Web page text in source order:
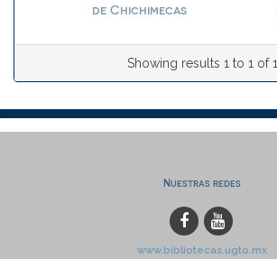
de Chichimecas
Showing results 1 to 1 of 1
Nuestras redes
www.bibliotecas.ugto.mx